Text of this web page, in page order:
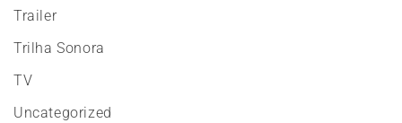
Trailer
Trilha Sonora
TV
Uncategorized